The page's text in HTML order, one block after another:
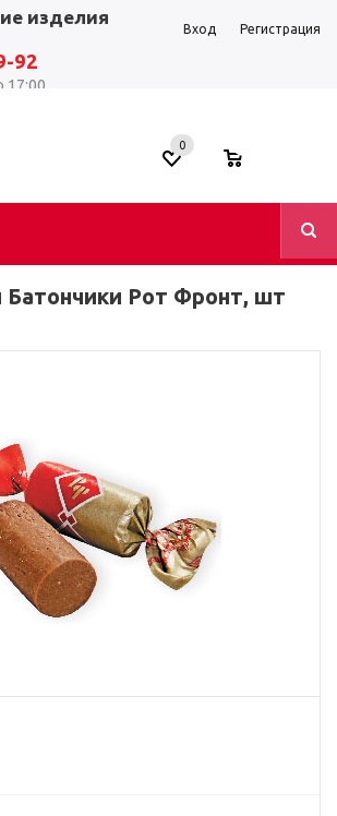
изделия
92
17:00
Вход Регистрация
0
Рот Фронт, шт